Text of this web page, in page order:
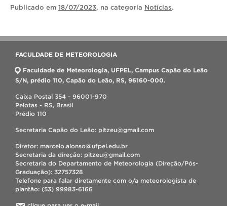
Publicado em 18/07/2023, na categoria Notícias.
FACULDADE DE METEOROLOGIA
Faculdade de Meteorologia, UFPEL, Campus Capão do Leão
S/N, prédio 110, Capão do Leão, RS, 96160-000.
Caixa Postal 354 - 96001-970
Pelotas - RS, Brasil
Prédio 110
Secretaria Capão do Leão: pitzeu@gmail.com
Diretor: marcelo.alonso@ufpel.edu.br
Secretaria da direção: pitzeu@gmail.com
Secretaria do Departamento de Meteorologia (Direção/Pós-
Graduação): 32757328
Telefone para falar diretamente com o/a meteorologista de
plantão: (53) 99983-6166